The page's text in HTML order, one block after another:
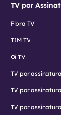
TV por
Fibra TV
TIM TV
Oi TV
TV por
TV por
TV por